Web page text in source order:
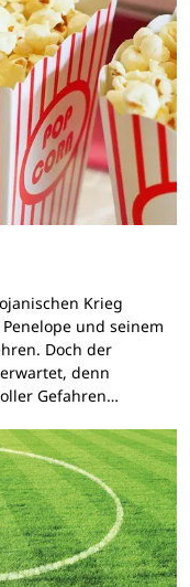
Krieg
und seinem
Doch der
denn
Gefahren…